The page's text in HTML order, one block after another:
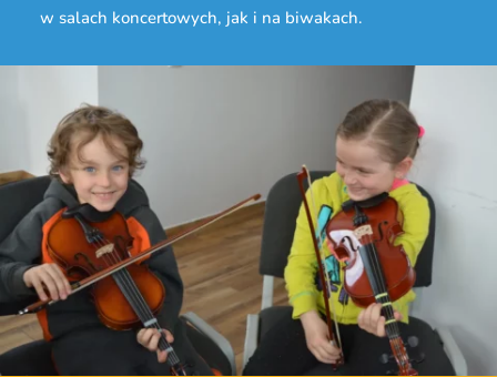
w salach koncertowych, jak i na biwakach.